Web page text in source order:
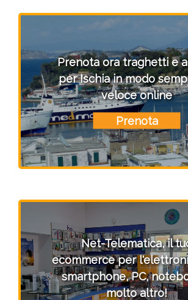
Prenota ora traghetti e
per Ischia in modo
veloce online
Prenota
Net-Telematica, il
ecommerce per
smartphone, PC,
molto altro!